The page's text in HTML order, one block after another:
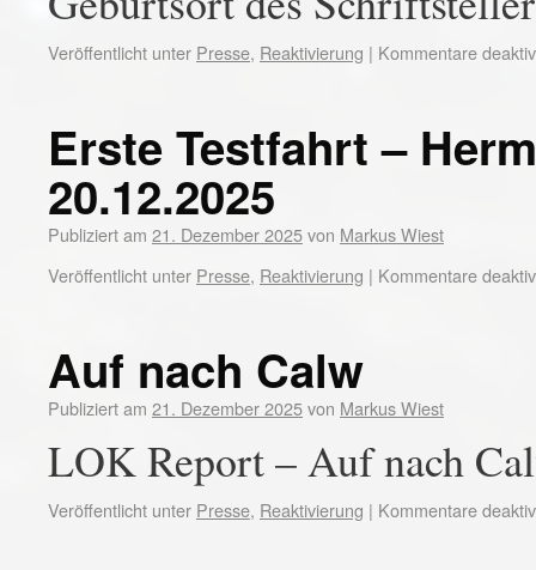
Veröffentlicht unter Presse, Reaktivierung | Kommentare
Erste Testfahrt –
20.12.2025
Publiziert am 21. Dezember 2025von Markus Wiest
Veröffentlicht unter Presse, Reaktivierung | Kommentare
Auf nach Calw
Publiziert am 21. Dezember 2025von Markus Wiest
LOK Report – Auf nach
Veröffentlicht unter Presse, Reaktivierung | Kommentare